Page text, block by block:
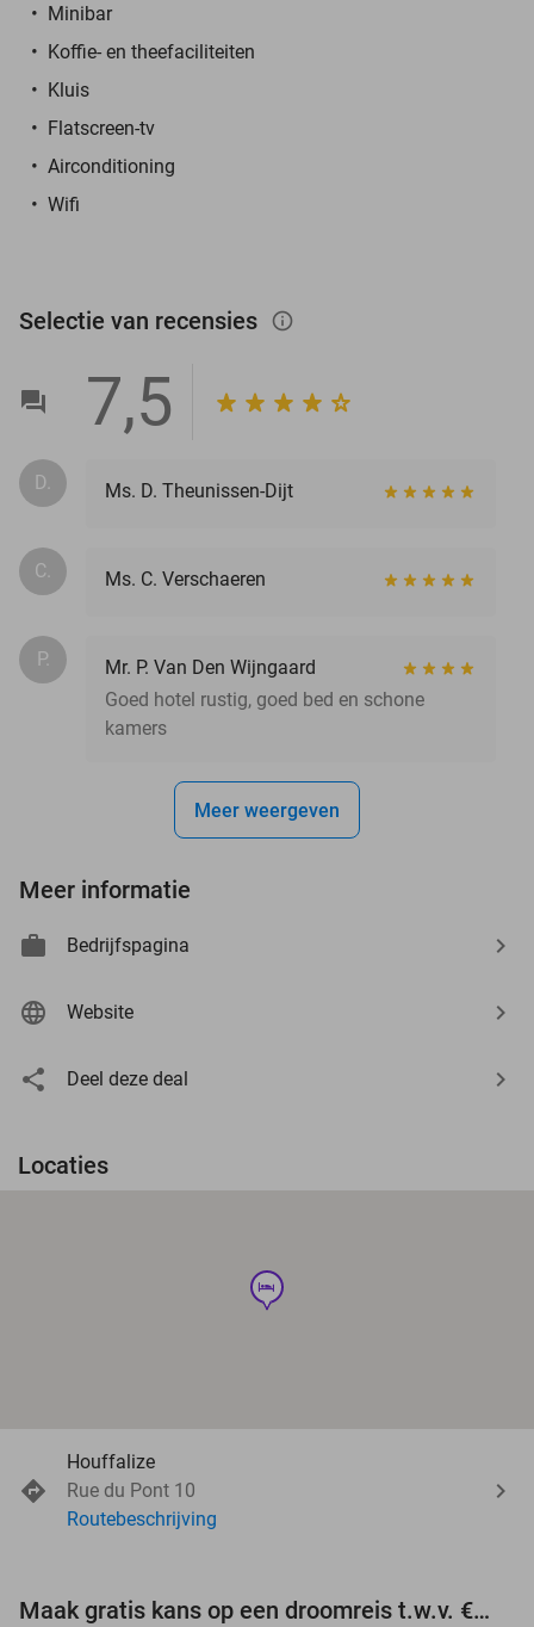
Minibar
Koffie- en theefaciliteiten
Kluis
Flatscreen-tv
Airconditioning
Wifi
Selectie van recensies info_outlined
7,5
D. Ms. D. Theunissen-Dijt
C. Ms. C. Verschaeren
P.
Mr. P. Van Den Wijngaard
Goed hotel rustig, goed bed en schone
kamers
Meer weergeven
Meer informatie
Bedrijfspagina
Website
Deel deze deal
Locaties
hotel
Houffalize
Rue du Pont 10
Routebeschrijving
Maak gratis kans op een droomreis t.w.v. €3.000!